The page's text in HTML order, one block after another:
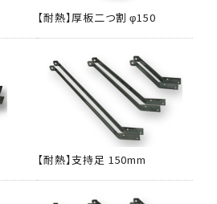
【耐熱】厚板二つ割 φ150
【耐熱】支持足 150mm